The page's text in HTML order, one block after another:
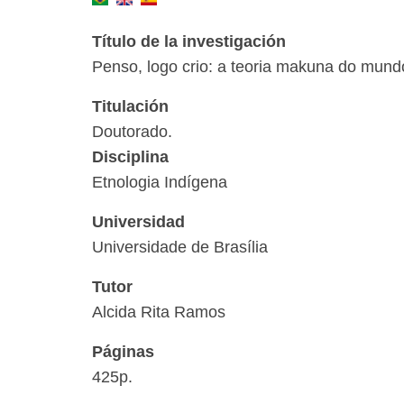
Título de la investigación
Penso, logo crio: a teoria makuna do
Titulación
Doutorado.
Disciplina
Etnologia Indígena
Universidad
Universidade de Brasília
Tutor
Alcida Rita Ramos
Páginas
425p.